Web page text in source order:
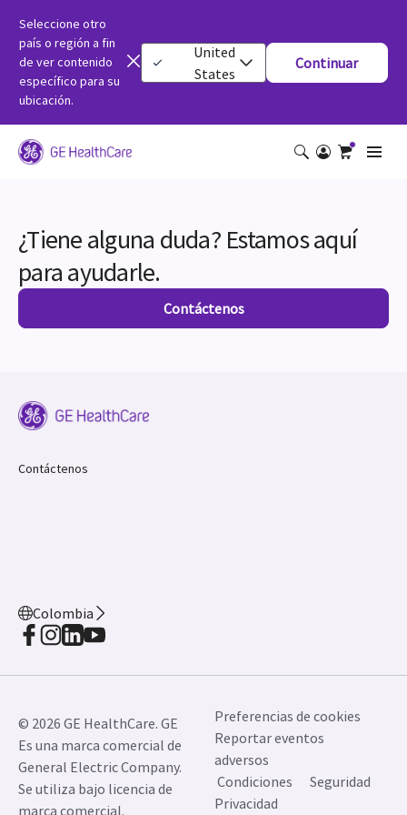
Seleccione otro
país o región a fin
de ver contenido
específico para su
ubicación.
United
States
Continuar
¿Tiene alguna duda? Estamos aquí
para ayudarle.
Contáctenos
Contáctenos
Colombia
© 2026 GE HealthCare. GE
Es una marca comercial de
General Electric Company.
Se utiliza bajo licencia de
marca comercial.
Preferencias de cookies
Reportar eventos
adversos
Condiciones
Seguridad
Privacidad